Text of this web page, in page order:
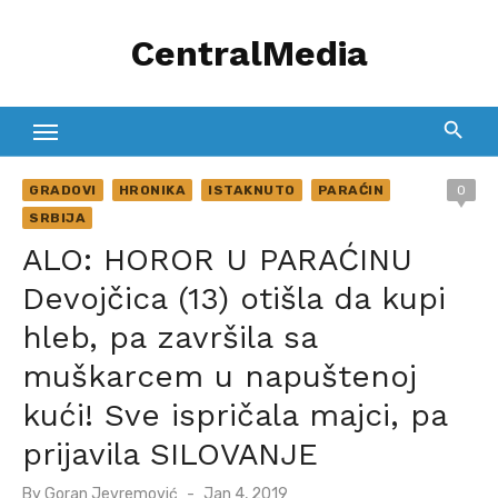
CentralMedia
GRADOVI HRONIKA ISTAKNUTO
PARAĆIN
SRBIJA
0
ALO: HOROR U PARAĆINU
Devojčica (13) otišla da kupi
hleb, pa završila sa
muškarcem u napuštenoj
kući! Sve ispričala majci, pa
prijavila SILOVANJE
ByGoran Jevremović
Posted
Jan 4, 2019